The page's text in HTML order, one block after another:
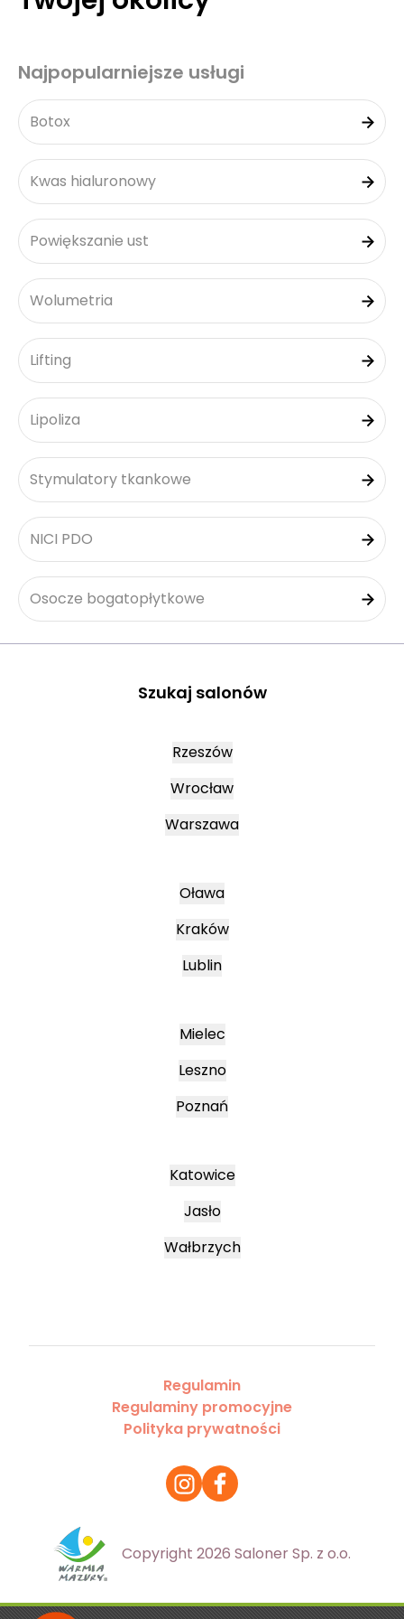
Najpopularniejsze usługi
Botox
Kwas hialuronowy
Powiększanie ust
Wolumetria
Lifting
Lipoliza
Stymulatory tkankowe
NICI PDO
Osocze bogatopłytkowe
Szukaj salonów
Rzeszów
Wrocław
Warszawa
Oława
Kraków
Lublin
Mielec
Leszno
Poznań
Katowice
Jasło
Wałbrzych
Regulamin
Regulaminy promocyjne
Polityka prywatności
Copyright 2026 Saloner Sp. z o.o.